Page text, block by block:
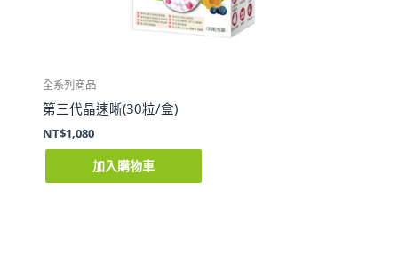
全系列商品
第三代晶速晰(30粒/盒)
NT$1,080
加入購物車